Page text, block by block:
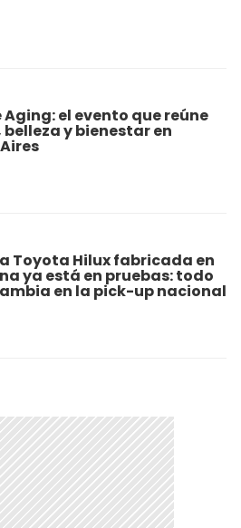
Aging: el evento que reúne
y bienestar en
Toyota Hilux fabricada en
ya está en pruebas: todo
en la pick-up nacional